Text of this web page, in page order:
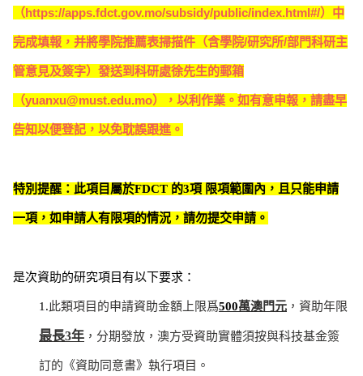
（https://apps.fdct.gov.mo/subsidy/public/index.html#/）中
完成填報，并將學院推薦表掃描件（含學院/研究所/部門科研主
管意見及簽字）發送到科研處徐先生的郵箱
（yuanxu@must.edu.mo），以利作業。 如有意申報，請盡早
告知以便登記，以免耽誤跟進。
特別提醒：此項目屬於FDCT 的3項 限項範圍內，且只能申請
一項，如申請人有限項的情況，請勿提交申請。
是次資助的研究項目有以下要求：
1.此類項目的申請資助金額上限爲500萬澳門元 ，資助年限
最長3年 ，分期發放，澳方受資助實體須按與科技基金簽
訂的《資助同意書》執行項目。